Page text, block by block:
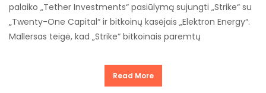
palaiko „Tether Investments“ pasiūlymą sujungti „Strike“ su
„Twenty-One Capital“ ir bitkoinų kasėjais „Elektron Energy“.
Mallersas teigė, kad „Strike“ bitkoinais paremtų
Read More